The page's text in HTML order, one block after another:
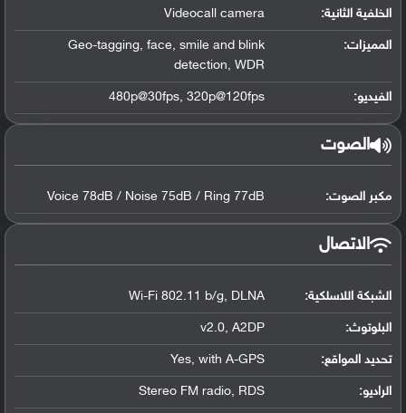
الخلفية الثانية: Videocall camera
المميزات:
Geo-tagging, face, smile and blink
detection, WDR
الفيديو: 480p@30fps, 320p@120fps
الصوت
مكبر الصوت: Voice 78dB / Noise 75dB / Ring 77dB
الاتصال
الشبكة اللاسلكية: Wi-Fi 802.11 b/g, DLNA
البلوتوث:
v2.0, A2DP
تحديد المواقع:
Yes, with A-GPS
الراديو: Stereo FM radio, RDS